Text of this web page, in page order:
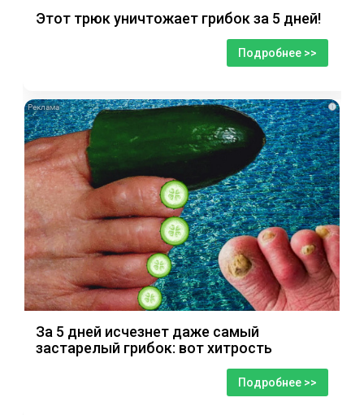
Этот трюк уничтожает грибок за 5 дней!
Подробнее >>
i
За 5 дней исчезнет даже самый
застарелый грибок: вот хитрость
Подробнее >>